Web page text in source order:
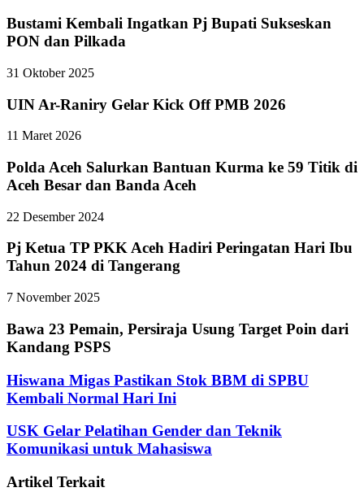
Bustami Kembali Ingatkan Pj Bupati Sukseskan
PON dan Pilkada
31 Oktober 2025
UIN Ar-Raniry Gelar Kick Off PMB 2026
11 Maret 2026
Polda Aceh Salurkan Bantuan Kurma ke 59 Titik di
Aceh Besar dan Banda Aceh
22 Desember 2024
Pj Ketua TP PKK Aceh Hadiri Peringatan Hari Ibu
Tahun 2024 di Tangerang
7 November 2025
Bawa 23 Pemain, Persiraja Usung Target Poin dari
Kandang PSPS
Hiswana Migas Pastikan Stok BBM di SPBU
Kembali Normal Hari Ini
USK Gelar Pelatihan Gender dan Teknik
Komunikasi untuk Mahasiswa
Artikel Terkait